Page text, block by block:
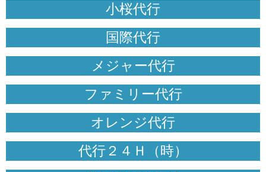
小桜代行
国際代行
メジャー代行
ファミリー代行
オレンジ代行
代行２４Ｈ（時）